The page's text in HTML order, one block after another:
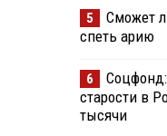
5
Сможет
спеть арию
6
старости в
тысячи